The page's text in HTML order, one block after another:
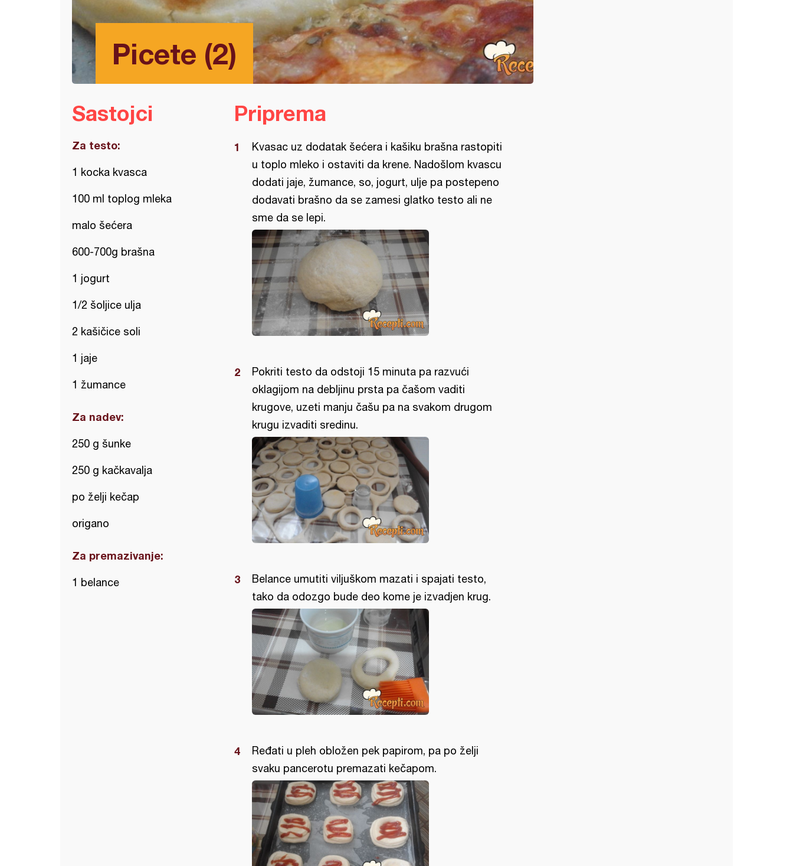
Picete (2)
Sastojci
Za testo:
1 kocka kvasca
100 ml toplog mleka
malo šećera
600-700g brašna
1 jogurt
1/2 šoljice ulja
2 kašičice soli
1 jaje
1 žumance
Za nadev:
250 g šunke
250 g kačkavalja
po želji kečap
origano
Za premazivanje:
1 belance
Priprema
Kvasac uz dodatak šećera i kašiku brašna rastopiti
u toplo mleko i ostaviti da krene. Nadošlom kvascu
dodati jaje, žumance, so, jogurt, ulje pa postepeno
dodavati brašno da se zamesi glatko testo ali ne
sme da se lepi.
Pokriti testo da odstoji 15 minuta pa razvući
oklagijom na debljinu prsta pa čašom vaditi
krugove, uzeti manju čašu pa na svakom drugom
krugu izvaditi sredinu.
Belance umutiti viljuškom mazati i spajati testo,
tako da odozgo bude deo kome je izvadjen krug.
Ređati u pleh obložen pek papirom, pa po želji
svaku pancerotu premazati kečapom.